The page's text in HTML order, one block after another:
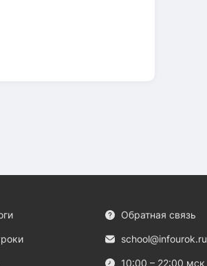
Обратная связь
school@infourok.ru
10:00 – 22:00 мск